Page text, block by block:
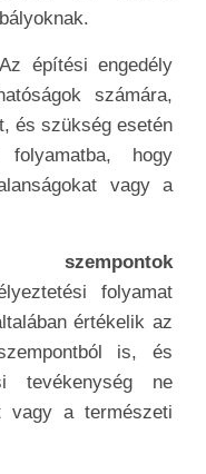
Az építési engedély
számára,
és szükség esetén
hogy
vagy a
folyamat
értékelik az
is, és
tevékenység ne
vagy a természeti